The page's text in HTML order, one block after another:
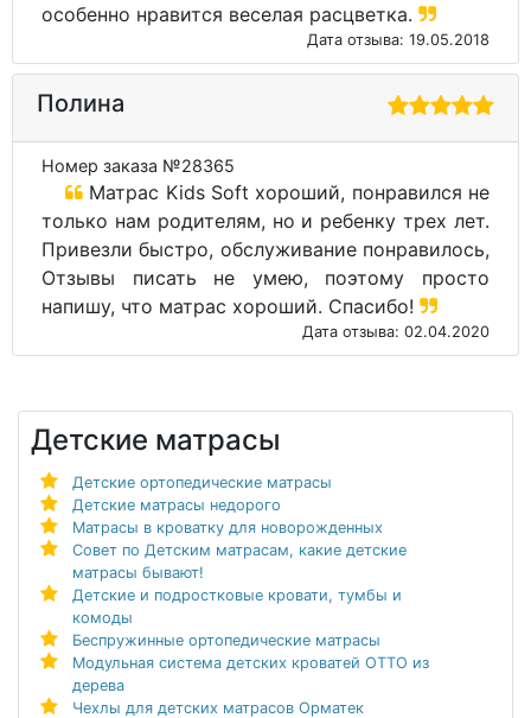
особенно нравится веселая расцветка.
Дата отзыва: 19.05.2018
Полина
Номер заказа №28365
Матрас Kids Soft хороший, понравился не
только нам родителям, но и ребенку трех лет.
Привезли быстро, обслуживание понравилось,
Отзывы писать не умею, поэтому просто
напишу, что матрас хороший. Спасибо!
Дата отзыва: 02.04.2020
Детские матрасы
Детские ортопедические матрасы
Детские матрасы недорого
Матрасы в кроватку для новорожденных
Совет по Детским матрасам, какие детские
матрасы бывают!
Детские и подростковые кровати, тумбы и
комоды
Беспружинные ортопедические матрасы
Модульная система детских кроватей ОТТО из
дерева
Чехлы для детских матрасов Орматек